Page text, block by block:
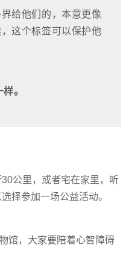
给他们的，本意更像
这个标签可以保护他
。
公里，或者宅在家里，听
择参加一场公益活动。
馆，大家要陪着心智障碍